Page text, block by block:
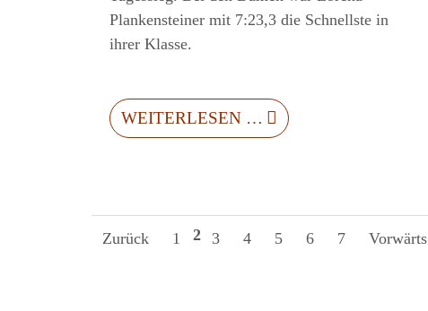
Plankensteiner mit 7:23,3 die Schnellste in
ihrer Klasse.
WEITERLESEN …
Zurück 1 2 3 4 5 6 7 Vorwärts